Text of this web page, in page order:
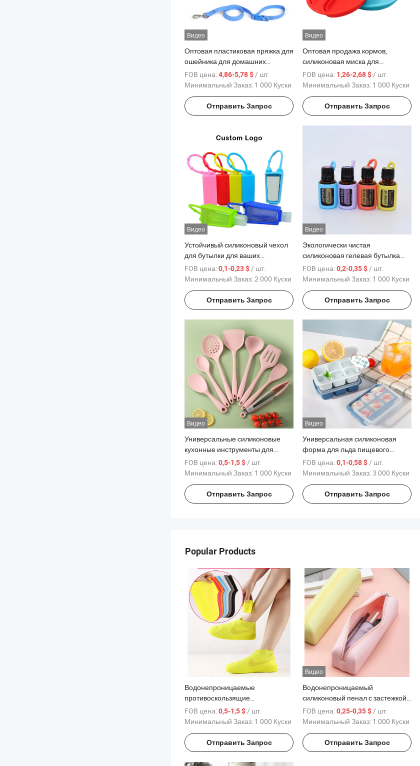
Видео
Оптовая пластиковая пряжка для
ошейника для домашних
животных, комплект ошейника и
поводка, регулируемый
водонепроницаемый PVC
ошейник для собак
FOB цена:4,86-5,78 $/ шт.
Минимальный Заказ: 1 000 Куски
Отправить Запрос
Видео
Оптовая продажа кормов,
силиконовая миска для
домашних животных,
силиконовая складная миска для
животных, производство
силикона
FOB цена: 1,26-2,68 $/ шт.
Минимальный Заказ: 1 000 Куски
Отправить Запрос
Видео
Устойчивый силиконовый чехол
для бутылки для ваших
косметических нужд в
путешествиях
портативная силиконовая
бутылка для антисептика Чехол
для силиконовой бутылки
FOB цена:0,1-0,23 $/ шт.
Минимальный Заказ:2 000 Куски
Отправить Запрос
Видео
Экологически чистая
силиконовая гелевая бутылка
для порционирования для
организации на кухне
FOB цена:0,2-0,35 $/ шт.
Минимальный Заказ: 1 000 Куски
Отправить Запрос
Видео
Универсальные силиконовые
кухонные инструменты для
легкой готовки и выпечки
FOB цена:0,5-1,5 $/ шт.
Минимальный Заказ: 1 000 Куски
Отправить Запрос
Видео
Универсальная силиконовая
форма для льда пищевого
качества для летних кулеров
оптовая форма для льда
FOB цена:0,1-0,58 $/ шт.
Минимальный Заказ:3 000 Куски
Отправить Запрос
Popular Products
Водонепроницаемые
противоскользящие
силиконовые чехлы для
дождевиков для
FOB цена:0,5-1,5 $/ шт.
Минимальный Заказ: 1 000 Куски
Отправить Запрос
Видео
Водонепроницаемый
силиконовый пенал с застежкой
для удобного хранения
FOB цена:0,25-0,35 $/ шт.
Минимальный Заказ: 1 000 Куски
Отправить Запрос